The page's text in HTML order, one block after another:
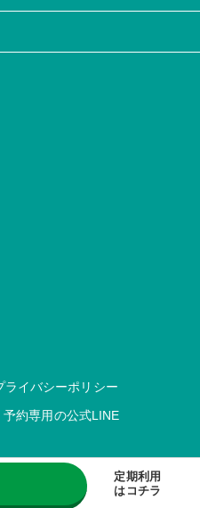
定期利用
はコチラ
ライバシーポリシー
予約専用の公式LINE
ス iランドん . All Rights Reserved.